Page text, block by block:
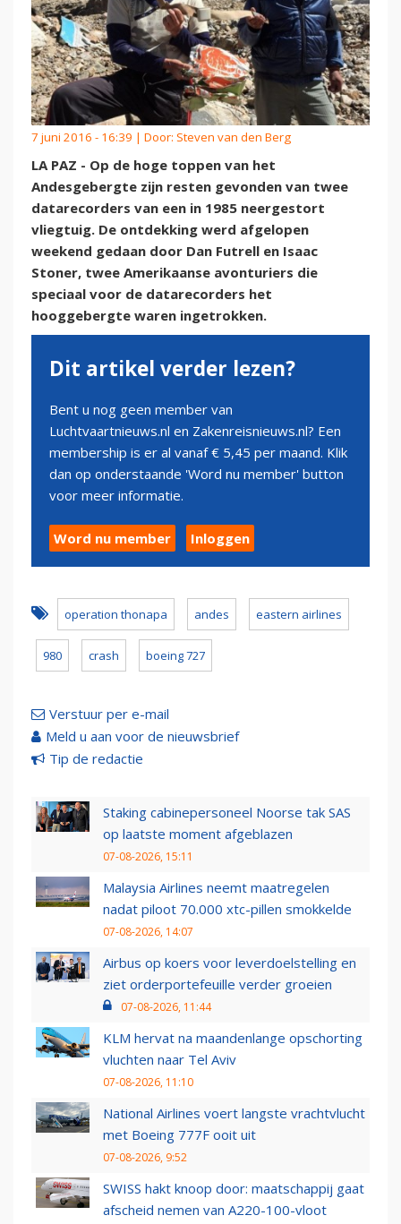
7 juni 2016 - 16:39 | Door: Steven van den Berg
LA PAZ - Op de hoge toppen van het
Andesgebergte zijn resten gevonden van twee
datarecorders van een in 1985 neergestort
vliegtuig. De ontdekking werd afgelopen
weekend gedaan door Dan Futrell en Isaac
Stoner, twee Amerikaanse avonturiers die
speciaal voor de datarecorders het
hooggebergte waren ingetrokken.
Dit artikel verder lezen?
Bent u nog geen member van
Luchtvaartnieuws.nl en Zakenreisnieuws.nl? Een
membership is er al vanaf € 5,45 per maand. Klik
dan op onderstaande 'Word nu member' button
voor meer informatie.
Word nu member Inloggen
operation thonapa andes eastern airlines
980 crash boeing 727
Verstuur per e-mail
Meld u aan voor de nieuwsbrief
Tip de redactie
Staking cabinepersoneel Noorse tak SAS
op laatste moment afgeblazen
07-08-2026, 15:11
Malaysia Airlines neemt maatregelen
nadat piloot 70.000 xtc-pillen smokkelde
07-08-2026, 14:07
Airbus op koers voor leverdoelstelling en
ziet orderportefeuille verder groeien
07-08-2026, 11:44
KLM hervat na maandenlange opschorting
vluchten naar Tel Aviv
07-08-2026, 11:10
National Airlines voert langste vrachtvlucht
met Boeing 777F ooit uit
07-08-2026, 9:52
SWISS hakt knoop door: maatschappij gaat
afscheid nemen van A220-100-vloot